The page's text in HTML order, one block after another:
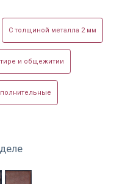
С толщиной металла 2 мм
и общежитии